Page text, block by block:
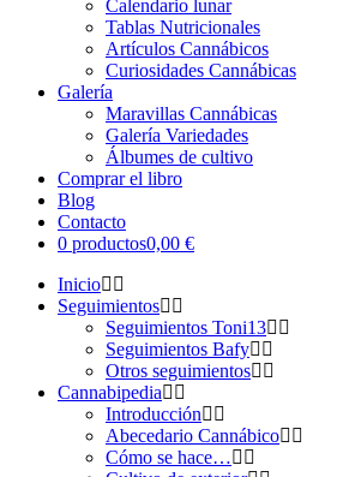
Calendario lunar
Tablas Nutricionales
Artículos Cannábicos
Curiosidades Cannábicas
Galería
Maravillas Cannábicas
Galería Variedades
Álbumes de cultivo
Comprar el libro
Blog
Contacto
0 productos0,00 €
Inicio
Seguimientos
Seguimientos Toni13
Seguimientos Bafy
Otros seguimientos
Cannabipedia
Introducción
Abecedario Cannábico
Cómo se hace…